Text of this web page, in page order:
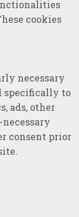
cookies
necessary
specifically to
ads, other
consent prior